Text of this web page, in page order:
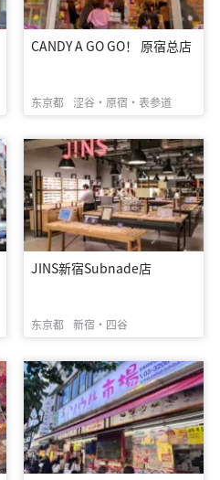
CANDY A GO GO！ 原宿总店
东京都 涩谷・原宿・表参道
JINS新宿Subnade店
东京都 新宿・四谷